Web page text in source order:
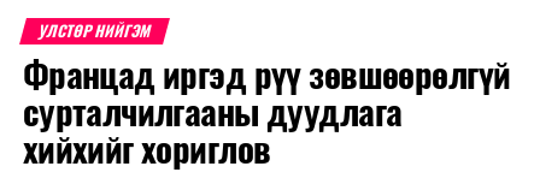
2026 оны 8 дугаар сарын 10–23-ны өдрүүдэд
E-Mongolia системээр бүртгэнэ.
Нэгдүгээр ангийн элсэлт
2026 оны 8 дугаар сарын 17–28-ны өдрүүдэд
E-Mongolia системээр бүртгэнэ.
УЛСТӨР НИЙГЭМ
Францад иргэд рүү зөвшөөрөлгүй
сурталчилгааны дуудлага
хийхийг хориглов